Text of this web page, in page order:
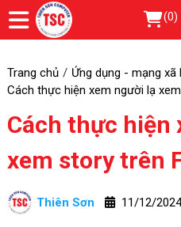
(0)
Trang chủ
Ứng dụng - mạng xã
Cách thực hiện xem người lạ
Cách thực hiện
xem story trên
Thiên Sơn 11/12/2024